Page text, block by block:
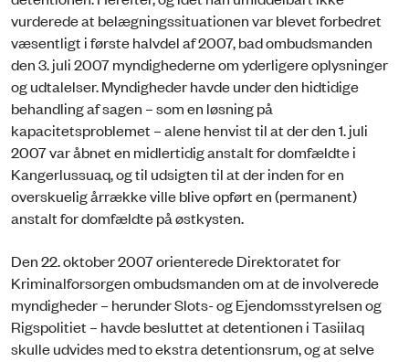
vurderede at belægningssituationen var blevet forbedret
væsentligt i første halvdel af 2007, bad ombudsmanden
den 3. juli 2007 myndighederne om yderligere oplysninger
og udtalelser. Myndigheder havde under den hidtidige
behandling af sagen – som en løsning på
kapacitetsproblemet – alene henvist til at der den 1. juli
2007 var åbnet en midlertidig anstalt for domfældte i
Kangerlussuaq, og til udsigten til at der inden for en
overskuelig årrække ville blive opført en (permanent)
anstalt for domfældte på østkysten.
Den 22. oktober 2007 orienterede Direktoratet for
Kriminalforsorgen ombudsmanden om at de involverede
myndigheder – herunder Slots- og Ejendomsstyrelsen og
Rigspolitiet – havde besluttet at detentionen i Tasiilaq
skulle udvides med to ekstra detentionsrum, og at selve